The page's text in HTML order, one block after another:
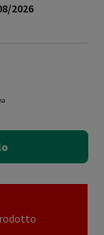
2026